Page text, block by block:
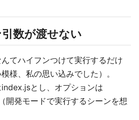
数が渡せない
てハイフンつけて実行するだけ
様、私の思い込みでした）。
とし、オプションは
開発モードで実行するシーンを想